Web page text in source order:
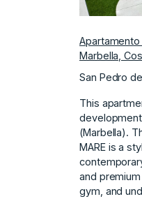
Apartamento
Marbella,
San Pedro
This
development
(Marbella).
MARE is a
and
gym, and